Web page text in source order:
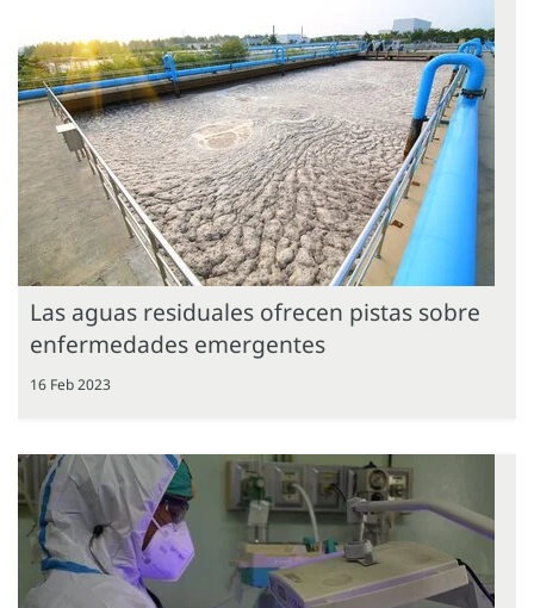
Las aguas residuales ofrecen pistas sobre
enfermedades emergentes
16 Feb 2023